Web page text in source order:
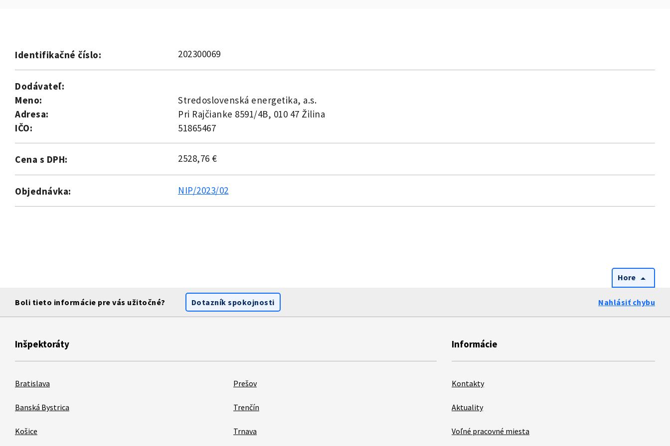
Identifikačné číslo: 202300069
Dodávateľ:
Meno:
Stredoslovenská energetika, a.s.
Adresa:
Pri Rajčianke 8591/4B, 010 47 Žilina
IČO:
51865467
Cena s DPH: 2528,76 €
Objednávka: NIP/2023/02
Hore arrow_drop_up
Boli tieto informácie pre vás užitočné? Dotazník spokojnosti Nahlásiť chybu
Inšpektoráty
Bratislava
Banská Bystrica
Košice
Prešov
Trenčín
Trnava
Informácie
Kontakty
Aktuality
Voľné pracovné miesta